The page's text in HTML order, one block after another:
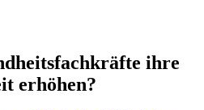
ihre
erhöhen?